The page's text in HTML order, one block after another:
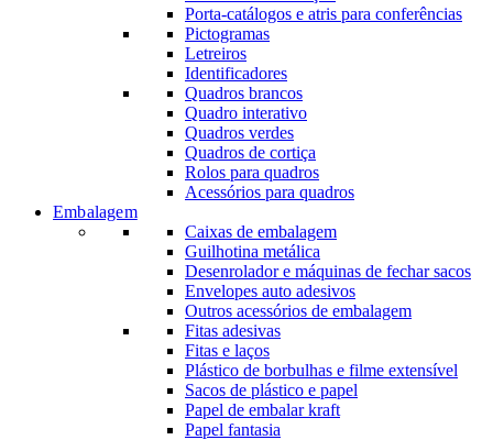
Porta-catálogos e atris para conferências
Pictogramas
Letreiros
Identificadores
Quadros brancos
Quadro interativo
Quadros verdes
Quadros de cortiça
Rolos para quadros
Acessórios para quadros
Embalagem
Caixas de embalagem
Guilhotina metálica
Desenrolador e máquinas de fechar sacos
Envelopes auto adesivos
Outros acessórios de embalagem
Fitas adesivas
Fitas e laços
Plástico de borbulhas e filme extensível
Sacos de plástico e papel
Papel de embalar kraft
Papel fantasia